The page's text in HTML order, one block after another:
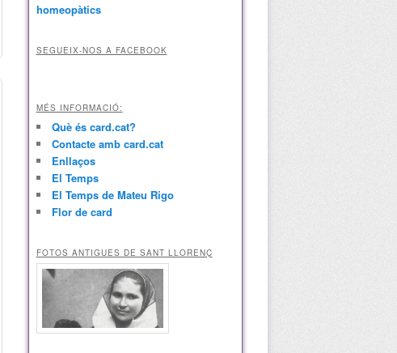
homeopàtics
SEGUEIX-NOS A FACEBOOK
MÉS INFORMACIÓ:
Què és card.cat?
Contacte amb card.cat
Enllaços
El Temps
El Temps de Mateu Rigo
Flor de card
FOTOS ANTIGUES DE SANT LLORENÇ